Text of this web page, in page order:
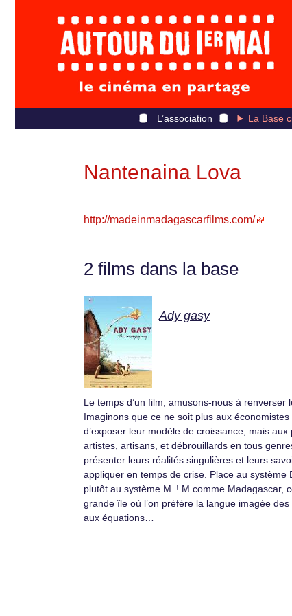
L’association La Base
Nantenaina Lova
http://madeinmadagascarfilms.com/
2 films dans la base
Ady gasy
Le temps d’un film, amusons-nous à renverser
Imaginons que ce ne soit plus aux économistes
d’exposer leur modèle de croissance, mais aux
artistes, artisans, et débrouillards en tous
présenter leurs réalités singulières et leurs
appliquer en temps de crise. Place au système
plutôt au système M ! M comme Madagascar,
grande île où l’on préfère la langue imagée
aux équations…